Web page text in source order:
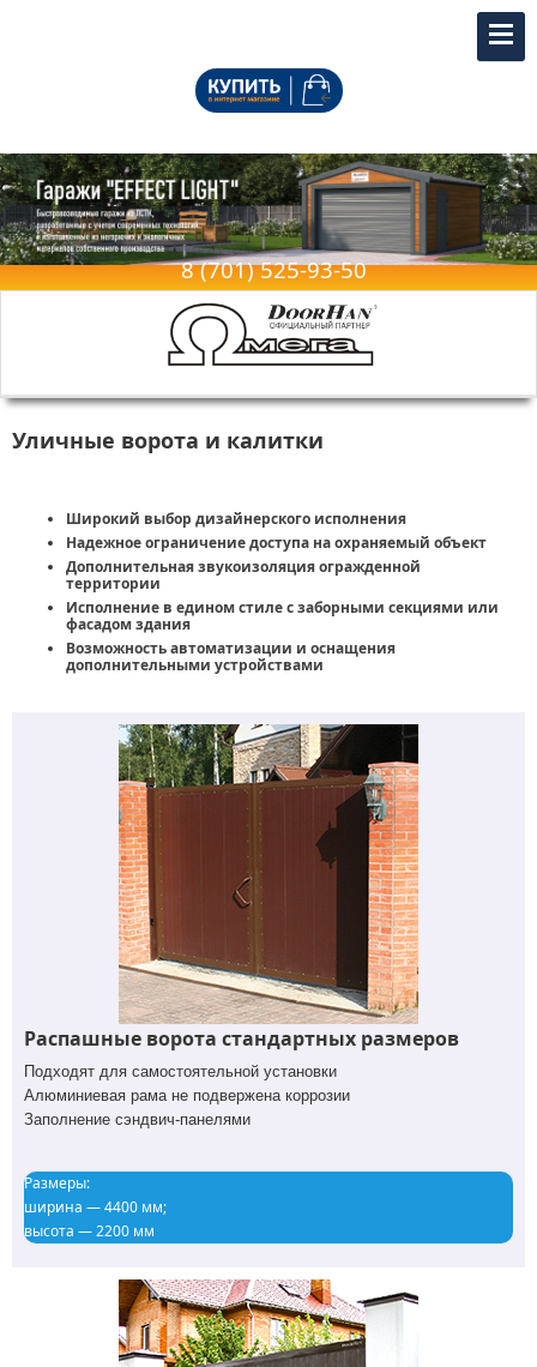
Купить в официальном интернет-
8 (701) 525-93-50
Уличные ворота и калитки
Широкий выбор дизайнерского исполнения
Надежное ограничение доступа на охраняемый объект
Дополнительная звукоизоляция огражденной
территории
Исполнение в едином стиле с заборными секциями или
фасадом здания
Возможность автоматизации и оснащения
дополнительными устройствами
Распашные ворота стандартных размеров
Подходят для самостоятельной установки
Алюминиевая рама не подвержена коррозии
Заполнение сэндвич-панелями
Размеры:
ширина — 4400 мм;
высота — 2200 мм